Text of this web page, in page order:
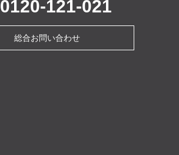
0120-121-021
総合お問い合わせ